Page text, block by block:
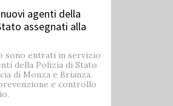
agenti della
assegnati alla
sono entrati in servizio
della Polizia di Stato
di Monza e Brianza.
e controllo